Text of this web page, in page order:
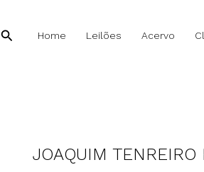
Pesquisar
Home Leilões Acervo
JOAQUIM